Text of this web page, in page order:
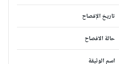
تاريخ الإفصاح
حالة الافصاح
اسم الوثيقة